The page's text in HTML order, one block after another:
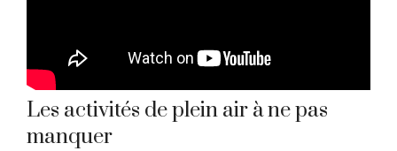
Les activités de plein air à ne pas
manquer